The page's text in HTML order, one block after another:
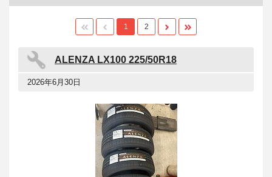
1 2
ALENZA LX100 225/50R18
2026年6月30日